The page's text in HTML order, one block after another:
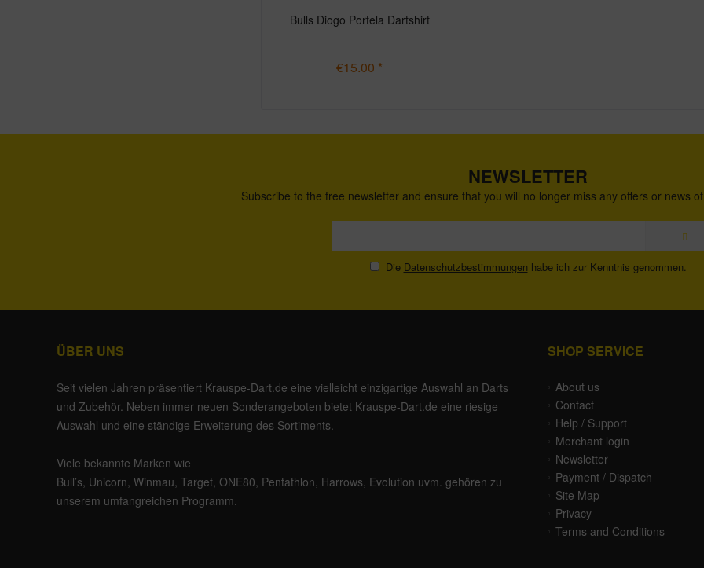
Bulls Diogo Portela Dartshirt
€15.00 *
NEWSLETTER
Subscribe to the free newsletter and ensure that you will no longer miss any offers or news
Die Datenschutzbestimmungen habe ich zur Kenntnis genommen.
ÜBER UNS
Seit vielen Jahren präsentiert Krauspe-Dart.de eine vielleicht einzigartige Auswahl an Darts
und Zubehör. Neben immer neuen Sonderangeboten bietet Krauspe-Dart.de eine riesige
Auswahl und eine ständige Erweiterung des Sortiments.
Viele bekannte Marken wie
Bull’s, Unicorn, Winmau, Target, ONE80, Pentathlon, Harrows, Evolution uvm. gehören zu
unserem umfangreichen Programm.
SHOP SERVICE
About us
Contact
Help / Support
Merchant login
Newsletter
Payment / Dispatch
Site Map
Privacy
Terms and Conditions